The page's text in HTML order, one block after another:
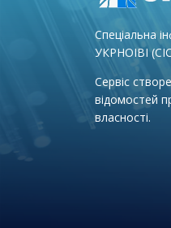
Спеціальна
УКРНОІВІ
Сервіс
відомостей
власності.